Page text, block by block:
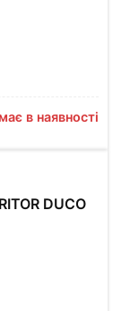
в наявності
DUCO